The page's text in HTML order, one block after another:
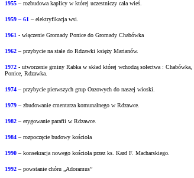
1955 – rozbudowa kaplicy w której uczestniczy cała wieś.
1959 – 61 – elektryfikacja wsi.
1961 - włączenie Gromady Ponice do Gromady Chabówka
1962 – przybycie na stałe do Rdzawki księży Marianów.
1972 - utworzenie gminy Rabka w skład której wchodzą sołectwa : Chabówka,
Ponice, Rdzawka.
1974 – przybycie pierwszych grup Oazowych do naszej wioski.
1979 – zbudowanie cmentarza komunalnego w Rdzawce.
1982 – erygowanie parafii w Rdzawce.
1984 – rozpoczęcie budowy kościoła
1990 – konsekracja nowego kościoła przez ks. Kard F. Macharskiego.
1992 – powstanie chóru „Adoramus”